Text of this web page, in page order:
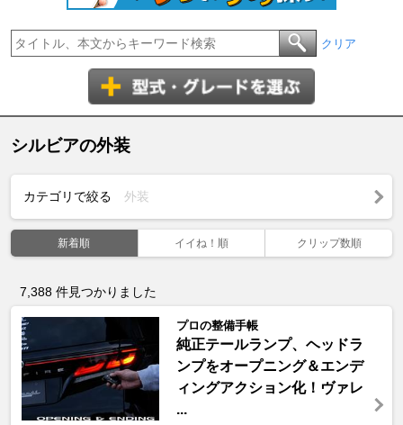
クリア
シルビアの外装
カテゴリで絞る 外装
新着順 イイね！順 クリップ数順
7,388 件見つかりました
プロの整備手帳
純正テールランプ、ヘッドラ
ンプをオープニング＆エンデ
ィングアクション化！ヴァレ
...